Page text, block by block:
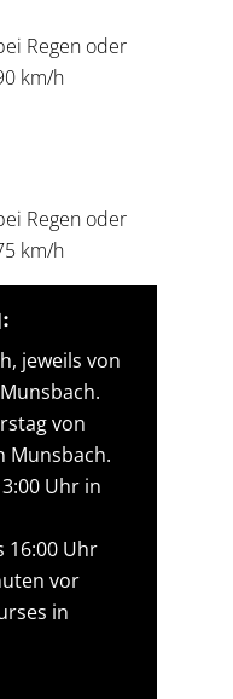
Regen oder
km/h
Regen oder
km/h
jeweils von
von
Munsbach.
Uhr in
16:00 Uhr
vor
in